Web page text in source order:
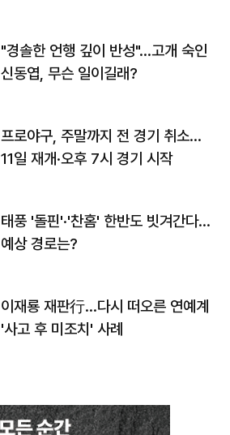
"경솔한 언행 깊이 반성"…고개 숙인
신동엽, 무슨 일이길래?
프로야구, 주말까지 전 경기 취소…
11일 재개·오후 7시 경기 시작
태풍 '돌핀'·'찬홈' 한반도 빗겨간다…
예상 경로는?
이재룡 재판行…다시 떠오른 연예계
'사고 후 미조치' 사례